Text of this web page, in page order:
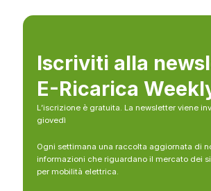
Iscriviti alla
E-Ricarica
L’iscrizione è gratuita. La newsletter viene
giovedì
Ogni settimana una raccolta aggiornata di
informazioni che riguardano il mercato dei
per mobilità elettrica.